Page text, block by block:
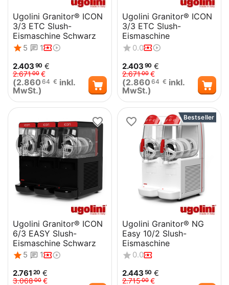
Ugolini Granitor® ICON
3/3 ETC Slush-
Eismaschine Schwarz
5
1
2.403 90 €
2.67100 €
(2.860 64 € inkl.
MwSt.)
Ugolini Granitor® ICON
3/3 ETC Slush-
Eismaschine
0.0
2.403 90 €
2.67100 €
(2.860 64 € inkl.
MwSt.)
Ugolini Granitor® ICON
6/3 EASY Slush-
Eismaschine Schwarz
5
1
2.761 20 €
3.06800 €
Bestseller
Ugolini Granitor® NG
Easy 10/2 Slush-
Eismaschine
0.0
2.443 50 €
2.71500 €